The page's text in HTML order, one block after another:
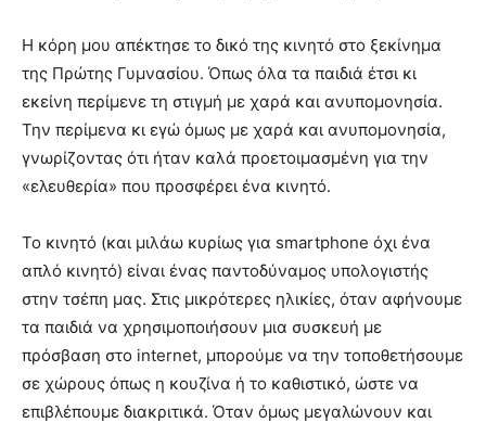
Η κόρη μου απέκτησε το δικό της κινητό στο ξεκίνημα
της Πρώτης Γυμνασίου. Όπως όλα τα παιδιά έτσι κι
εκείνη περίμενε τη στιγμή με χαρά και ανυπομονησία.
Την περίμενα κι εγώ όμως με χαρά και ανυπομονησία,
γνωρίζοντας ότι ήταν καλά προετοιμασμένη για την
«ελευθερία» που προσφέρει ένα κινητό.
Το κινητό (και μιλάω κυρίως για smartphone όχι ένα
απλό κινητό) είναι ένας παντοδύναμος υπολογιστής
στην τσέπη μας. Στις μικρότερες ηλικίες, όταν αφήνουμε
τα παιδιά να χρησιμοποιήσουν μια συσκευή με
πρόσβαση στο internet, μπορούμε να την τοποθετήσουμε
σε χώρους όπως η κουζίνα ή το καθιστικό, ώστε να
επιβλέπουμε διακριτικά. Όταν όμως μεγαλώνουν και